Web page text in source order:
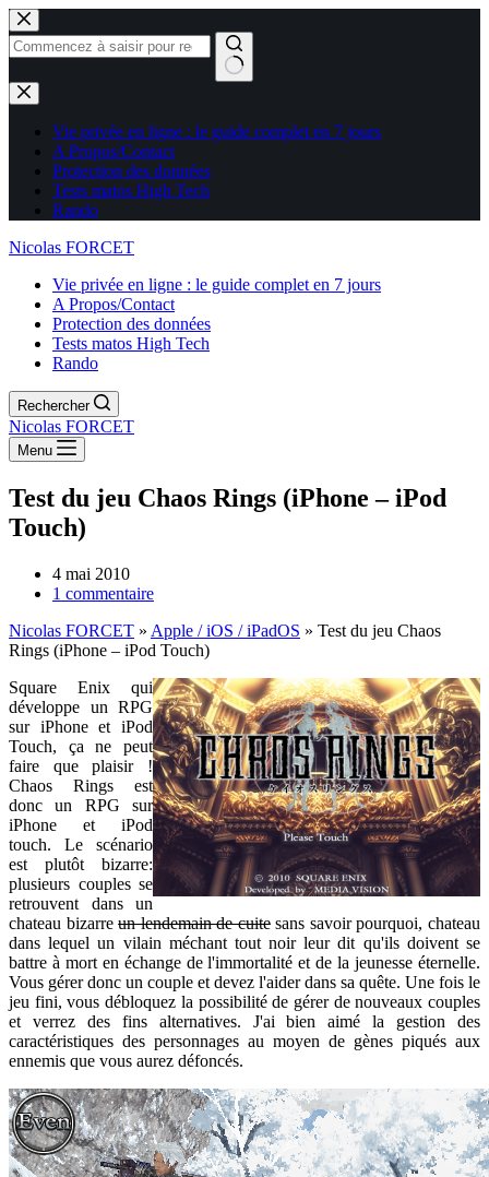
Aucun
résultat
Vie privée en ligne : le guide complet en 7 jours
A Propos/Contact
Protection des données
Tests matos High Tech
Rando
Nicolas FORCET
Vie privée en ligne : le guide complet en 7 jours
A Propos/Contact
Protection des données
Tests matos High Tech
Rando
Rechercher
Nicolas FORCET
Menu
Test du jeu Chaos Rings (iPhone – iPod
Touch)
4 mai 2010
1 commentaire
Nicolas FORCET » Apple / iOS / iPadOS » Test du jeu Chaos
Rings (iPhone – iPod Touch)
Square Enix qui
développe un RPG
sur iPhone et iPod
Touch, ça ne peut
faire que plaisir !
Chaos Rings est
donc un RPG sur
iPhone et iPod
touch. Le scénario
est plutôt bizarre:
plusieurs couples se
retrouvent dans un
chateau bizarreun lendemain de cuitesans savoir pourquoi, chateau
dans lequel un vilain méchant tout noir leur dit qu'ils doivent se
battre à mort en échange de l'immortalité et de la jeunesse éternelle.
Vous gérer donc un couple et devez l'aider dans sa quête. Une fois le
jeu fini, vous débloquez la possibilité de gérer de nouveaux couples
et verrez des fins alternatives. J'ai bien aimé la gestion des
caractéristiques des personnages au moyen de gènes piqués aux
ennemis que vous aurez défoncés.